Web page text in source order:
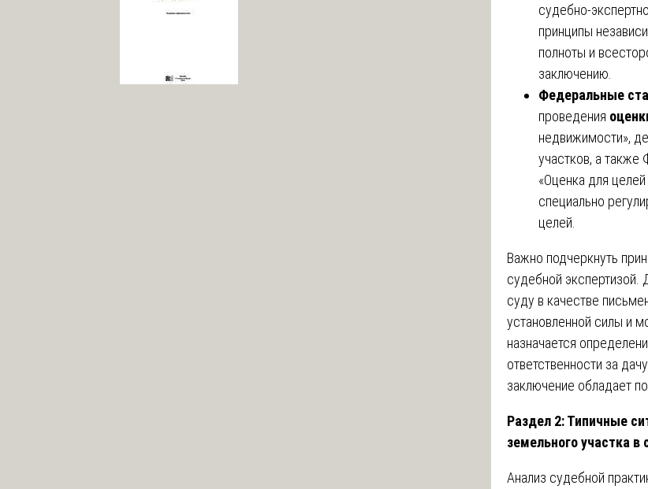
судебно-
принципы
полноты и
заключению.
Федеральные
проведения
недвижимости»,
участков, а
«Оценка для
специально
целей.
Важно подчеркнуть
судебной экспертизой.
суду в качестве
установленной силы и
назначается
ответственности за
заключение обладает
Раздел 2: Типичные
земельного участка
Анализ судебной